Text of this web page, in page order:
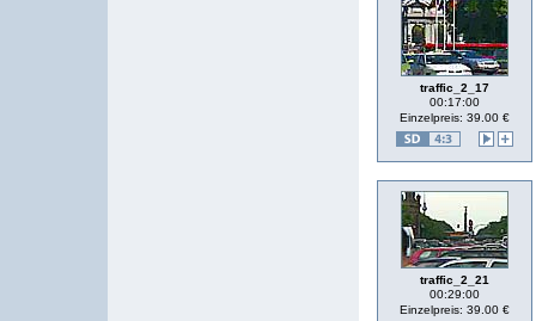
traffic_2_17
00:17:00
Einzelpreis: 39.00 €
traffic_2_21
00:29:00
Einzelpreis: 39.00 €